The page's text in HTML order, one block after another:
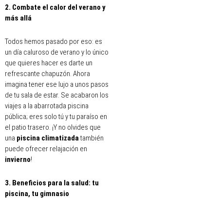
2. Combate el calor del verano y
más allá
Todos hemos pasado por eso: es
un día caluroso de verano y lo único
que quieres hacer es darte un
refrescante chapuzón. Ahora
imagina tener ese lujo a unos pasos
de tu sala de estar. Se acabaron los
viajes a la abarrotada piscina
pública; eres solo tú y tu paraíso en
el patio trasero. ¡Y no olvides que
una piscina climatizadatambién
puede ofrecer relajación en
invierno!
3. Beneficios para la salud: tu
piscina, tu gimnasio